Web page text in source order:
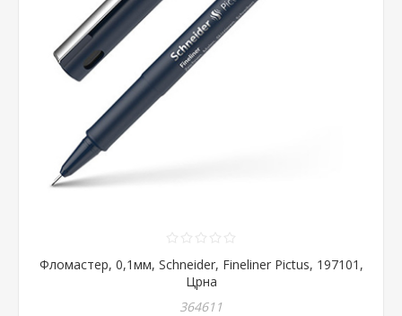
Фломастер, 0,1мм, Schneider, Fineliner Pictus, 197101,
Црна
364611